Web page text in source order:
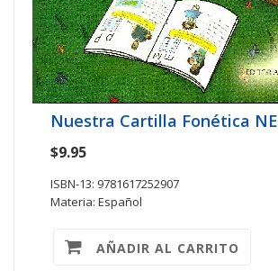
Nuestra Cartilla Fonética NE
$9.95
ISBN-13: 9781617252907
Materia: Español
AÑADIR AL CARRITO